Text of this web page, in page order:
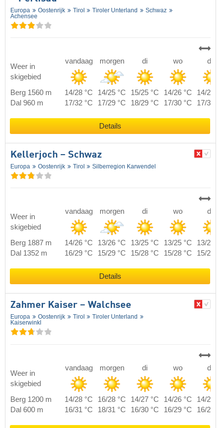
Europa Oostenrijk Tirol Tiroler Unterland
Schwaz
Achensee
Weer in
skigebied
vandaag morgen di wo do
Berg 1560 m 14/28 °C 14/25 °C 15/25 °C 14/26 °C
14/26
Dal 960 m
17/32 °C 17/29 °C 18/29 °C 17/30 °C 17/30
Details
Kellerjoch – Schwaz
Europa Oostenrijk Tirol Silberregion Karwendel
Weer in
skigebied
vandaag morgen di wo do
Berg 1887 m 14/26 °C 13/26 °C 13/25 °C 13/25 °C
13/24
Dal 1352 m
16/29 °C 15/29 °C 15/28 °C 15/28 °C 15/27
Details
Zahmer Kaiser – Walchsee
Europa Oostenrijk Tirol
Tiroler Unterland
Kaiserwinkl
Weer in
skigebied
vandaag morgen di wo do
Berg 1200 m 14/28 °C 16/28 °C 14/27 °C 14/26 °C
14/26
Dal 600 m
16/31 °C 18/31 °C 16/30 °C 16/29 °C 16/29